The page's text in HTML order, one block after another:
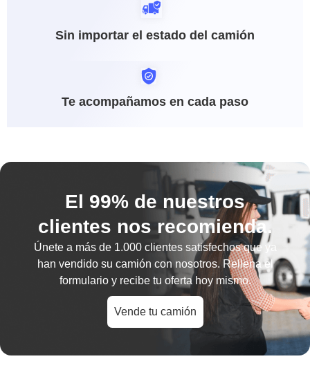
Sin importar el estado del camión
Te acompañamos en cada paso
El 99% de nuestros
clientes nos recomienda.
Únete a más de 1.000 clientes satisfechosque ya
han vendido su camión con nosotros. Rellena el
formulario y recibe tu oferta hoy mismo.
Vende tu camión